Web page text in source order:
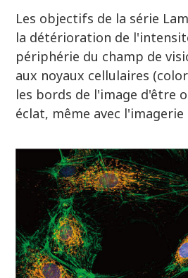
Les objectifs de la série
la détérioration de
périphérie du champ de
aux noyaux cellulaires
les bords de l'image d'être
éclat, même avec l'imagerie